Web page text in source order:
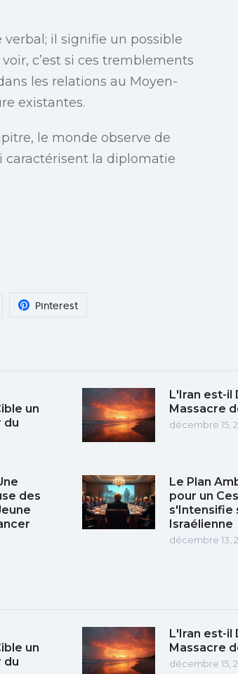
verbal; il signifie un possible
c’est si ces tremblements
les relations au Moyen-
existantes.
le monde observe de
caractérisent la diplomatie
Pinterest
un
du
L'Iran est-il
Massacre
décembre 15,
des
Le Plan
pour un
s'Intensifie
Israélienne
décembre 13,
un
du
L'Iran est-il
Massacre
décembre 15,